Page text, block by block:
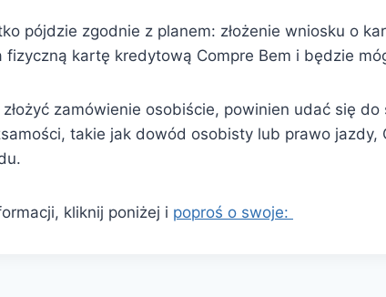
pójdzie zgodnie z planem: złożenie wniosku o
fizyczną kartę kredytową Compre Bem i będzie
zamówienie osobiście, powinien udać się
takie jak dowód osobisty lub prawo
kliknij poniżej i poproś o swoje: